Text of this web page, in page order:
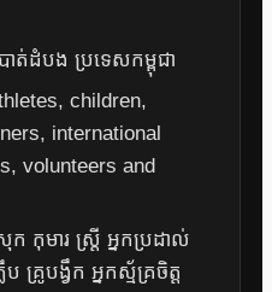
ាត់ដំបង ប្រទេសកម្ពុជា
children,
international
volunteers and
កុមារ ស្ត្រី អ្នកប្រដាល់
ប គ្រូបង្វឹក អ្នកស្ម័គ្រចិត្ត